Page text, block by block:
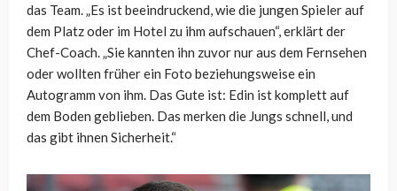
das Team. „Es ist beeindruckend, wie die jungen Spieler auf
dem Platz oder im Hotel zu ihm aufschauen“, erklärt der
Chef-Coach. „Sie kannten ihn zuvor nur aus dem Fernsehen
oder wollten früher ein Foto beziehungsweise ein
Autogramm von ihm. Das Gute ist: Edin ist komplett auf
dem Boden geblieben. Das merken die Jungs schnell, und
das gibt ihnen Sicherheit.“